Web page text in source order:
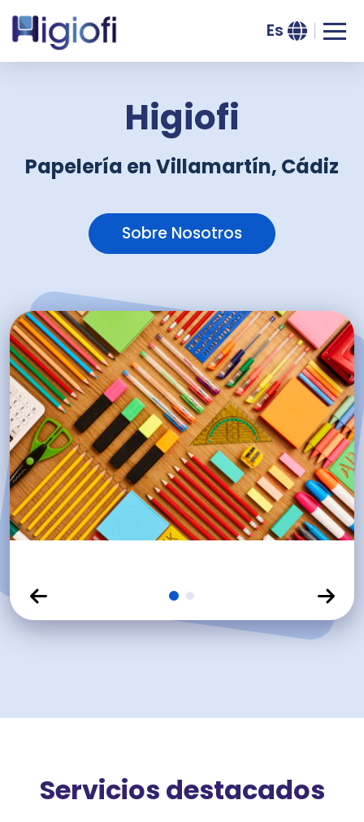
Es
Higiofi
Papelería en Villamartín, Cádiz
Sobre Nosotros
Click para ver diapositiva
Click para ver diapositiva
Servicios destacados